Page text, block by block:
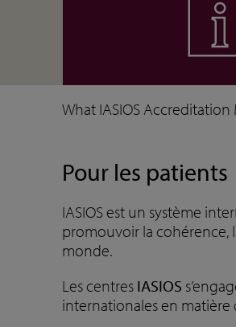
What IASIOS
Pour les patients
IASIOS est un système
promouvoir la cohérence,
monde.
Les centres IASIOS
internationales en